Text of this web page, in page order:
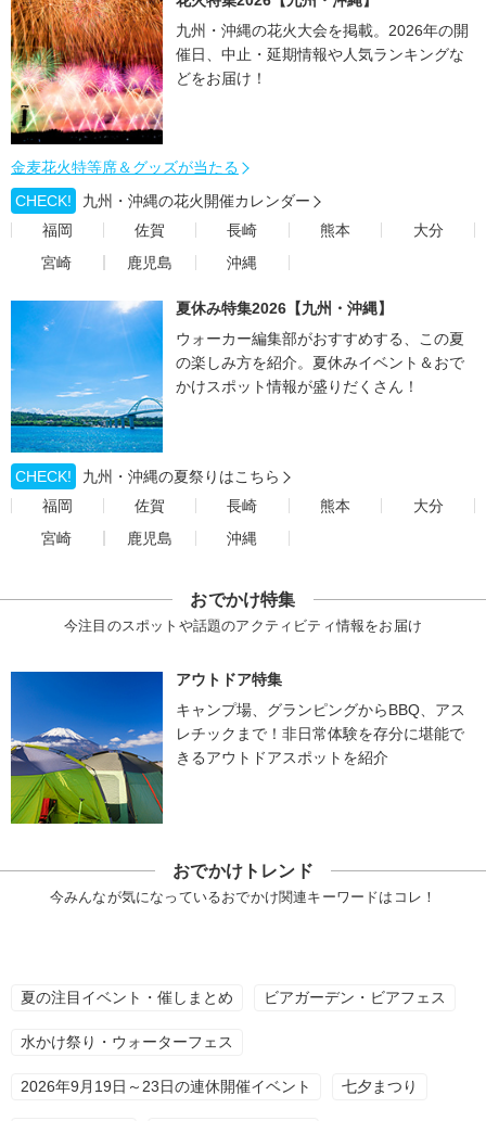
九州・沖縄の花火大会を掲載。2026年の開
催日、中止・延期情報や人気ランキングな
どをお届け！
金麦花火特等席＆グッズが当たる
CHECK!
九州・沖縄の花火開催カレンダー
福岡
佐賀 長崎 熊本
大分
宮崎
鹿児島 沖縄
夏休み特集2026【九州・沖縄】
ウォーカー編集部がおすすめする、この夏
の楽しみ方を紹介。夏休みイベント＆おで
かけスポット情報が盛りだくさん！
CHECK!
九州・沖縄の夏祭りはこちら
福岡
佐賀 長崎 熊本
大分
宮崎
鹿児島 沖縄
おでかけ特集
今注目のスポットや話題のアクティビティ情報をお届け
アウトドア特集
キャンプ場、グランピングからBBQ、アス
レチックまで！非日常体験を存分に堪能で
きるアウトドアスポットを紹介
おでかけトレンド
今みんなが気になっているおでかけ関連キーワードはコレ！
夏の注目イベント・催しまとめ ビアガーデン・ビアフェス
水かけ祭り・ウォーターフェス
2026年9月19日～23日の連休開催イベント 七夕まつり